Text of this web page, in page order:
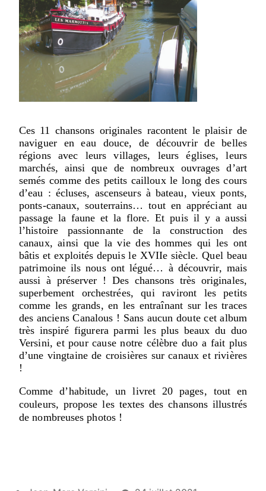
Ces 11 chansons originales racontent le plaisir de
naviguer en eau douce, de découvrir de belles
régions avec leurs villages, leurs églises, leurs
marchés, ainsi que de nombreux ouvrages d’art
semés comme des petits cailloux le long des cours
d’eau : écluses, ascenseurs à bateau, vieux ponts,
ponts-canaux, souterrains… tout en appréciant au
passage la faune et la flore. Et puis il y a aussi
l’histoire passionnante de la construction des
canaux, ainsi que la vie des hommes qui les ont
bâtis et exploités depuis le XVIIe siècle. Quel beau
patrimoine ils nous ont légué… à découvrir, mais
aussi à préserver ! Des chansons très originales,
superbement orchestrées, qui raviront les petits
comme les grands, en les entraînant sur les traces
des anciens Canalous ! Sans aucun doute cet album
très inspiré figurera parmi les plus beaux du duo
Versini, et pour cause notre célèbre duo a fait plus
d’une vingtaine de croisières sur canaux et rivières
!
Comme d’habitude, un livret 20 pages, tout en
couleurs, propose les textes des chansons illustrés
de nombreuses photos !